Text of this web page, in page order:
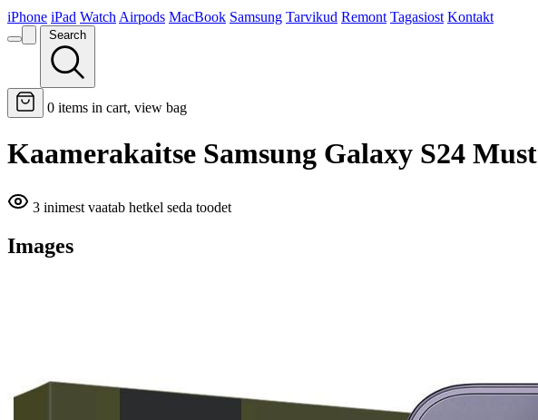
iPhone iPad Watch Airpods MacBook Samsung Tarvikud Remont Tagasiost Kontakt
Search
0 items in cart, view bag
Kaamerakaitse Samsung Galaxy S24 Must
3 inimest vaatab hetkel seda toodet
Images